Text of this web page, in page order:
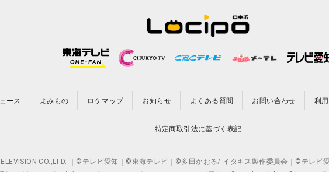
ース よみもの ロケマップ お知らせ よくある質問 お問い合わせ 利
特定商取引法に基づく表記
CO.,LTD. ｜©テレビ愛知｜©東海テレビ｜©多田かおる/ イタキス製作委員会｜©テレビ